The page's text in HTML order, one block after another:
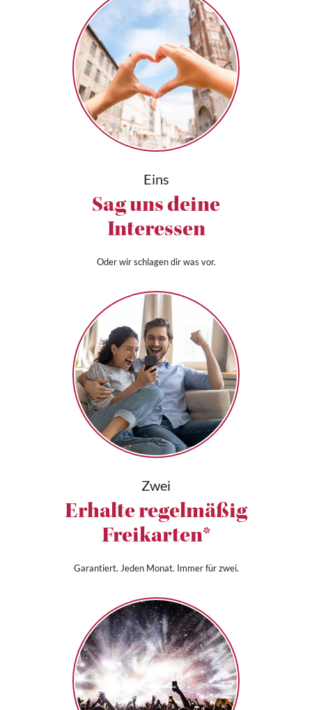
Eins
Sag uns deine
Interessen
Oder wir schlagen dir was vor.
Zwei
Erhalte regelmäßig
Freikarten*
Garantiert. Jeden Monat. Immer für zwei.